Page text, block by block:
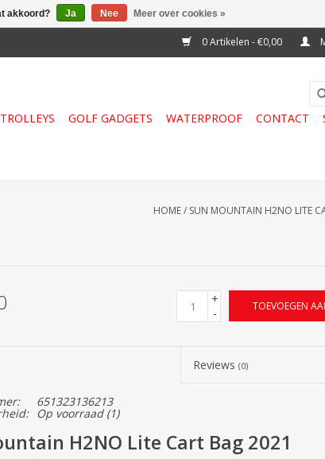
0 Artikelen - €0,00
TROLLEYS GOLF GADGETS WATERPROOF CONTACT
HOME/ SUN MOUNTAIN H2NO LITE
+
-
TOEVOEGEN
Reviews(0)
651323136213
Op voorraad(1)
H2NO Lite Cart Bag 2021
akkoord? Ja Nee Meer over cookies »